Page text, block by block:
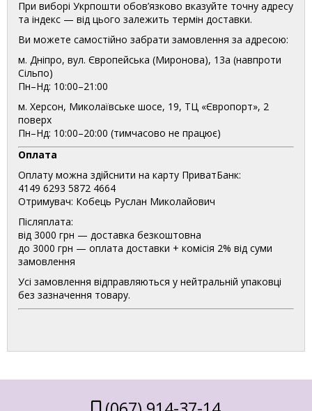
При виборі Укрпошти обов’язково вказуйте точну адресу
та індекс — від цього залежить термін доставки.
Ви можете самостійно забрати замовлення за адресою:
м. Дніпро, вул. Європейська (Миронова), 13а (навпроти
Сільпо)
Пн–Нд: 10:00–21:00
м. Херсон, Миколаївське шосе, 19, ТЦ «Європорт», 2
поверх
Пн–Нд: 10:00–20:00 (тимчасово не працює)
Оплата
Оплату можна здійснити на карту ПриватБанк:
4149 6293 5872 4664
Отримувач: Кобець Руслан Миколайович
Післяплата:
від 3000 грн — доставка безкоштовна
до 3000 грн — оплата доставки + комісія 2% від суми
замовлення
Усі замовлення відправляються у нейтральній упаковці
без зазначення товару.